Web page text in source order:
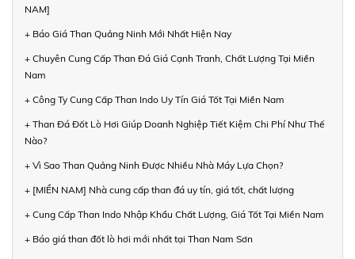
NAM]
+ Báo Giá Than Quảng Ninh Mới Nhất Hiện Nay
+ Chuyên Cung Cấp Than Đá Giá Cạnh Tranh, Chất Lượng Tại Miền
Nam
+ Công Ty Cung Cấp Than Indo Uy Tín Giá Tốt Tại Miền Nam
+ Than Đá Đốt Lò Hơi Giúp Doanh Nghiệp Tiết Kiệm Chi Phí Như Thế
Nào?
+ Vì Sao Than Quảng Ninh Được Nhiều Nhà Máy Lựa Chọn?
+ [MIỀN NAM] Nhà cung cấp than đá uy tín, giá tốt, chất lượng
+ Cung Cấp Than Indo Nhập Khẩu Chất Lượng, Giá Tốt Tại Miền Nam
+ Báo giá than đốt lò hơi mới nhất tại Than Nam Sơn